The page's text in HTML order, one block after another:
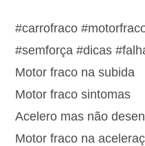
#carrofraco
#semforça #dicas
Motor fraco na subida
Motor fraco sintomas
Acelero mas não
Motor fraco na